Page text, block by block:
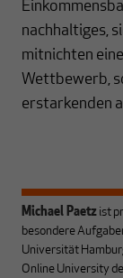
nachhaltiges,
mitnichten
Wettbewerb,
erstarkenden
Michael Paetz ist
besondere
Universität
Online University